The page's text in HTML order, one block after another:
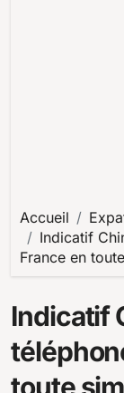
Accueil
Indicatif
France en
Indicatif